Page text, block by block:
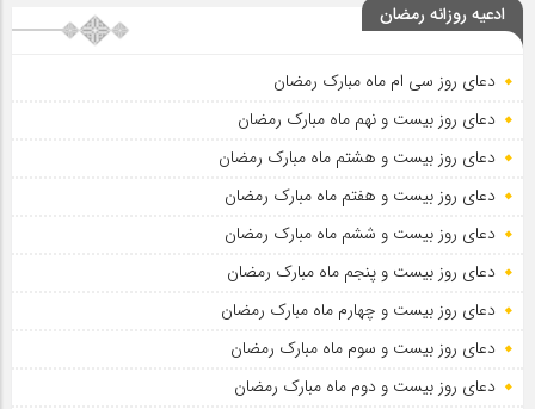
ادعیه روزانه رمضان
دعای روز سی ام ماه مبارک رمضان
دعای روز بیست و نهم ماه مبارک رمضان
دعای روز بیست و هشتم ماه مبارک رمضان
دعای روز بیست و هفتم ماه مبارک رمضان
دعای روز بیست و ششم ماه مبارک رمضان
دعای روز بیست و پنجم ماه مبارک رمضان
دعای روز بیست و چهارم ماه مبارک رمضان
دعای روز بیست و سوم ماه مبارک رمضان
دعای روز بیست و دوم ماه مبارک رمضان